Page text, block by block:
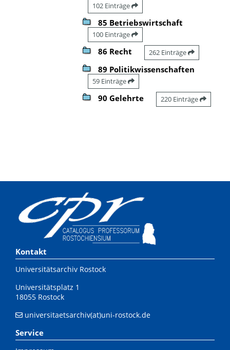
102 Einträge
85 Betriebswirtschaft
100 Einträge
86 Recht 262 Einträge
89 Politikwissenschaften
59 Einträge
90 Gelehrte 220 Einträge
Kontakt
Universitätsarchiv Rostock
Universitätsplatz 1
18055 Rostock
universitaetsarchiv(at)uni-rostock.de
Service